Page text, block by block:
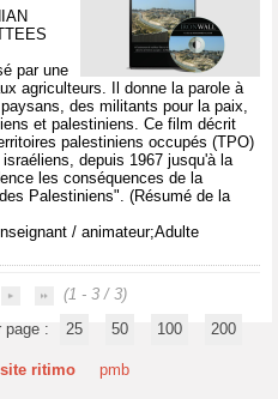
par une
agriculteurs. Il donne la parole à
des militants pour la paix,
et palestiniens. Ce film décrit
palestiniens occupés (TPO)
depuis 1967 jusqu'à la
les conséquences de la
Palestiniens". (Résumé de la
/ animateur;Adulte
(1 - 3 / 3)
page :
25 50 100 200
ritimo pmb